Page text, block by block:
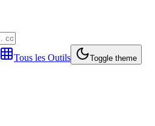
Tous les Outils Toggle theme